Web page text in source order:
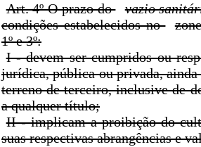
Art. 4º O prazo do vazio
condições estabelecidos no
1º e 3º:
I - devem ser cumpridos ou
jurídica, pública ou privada,
terreno de terceiro, inclusive de
a qualquer título;
II - implicam a proibição do
suas respectivas abrangências e